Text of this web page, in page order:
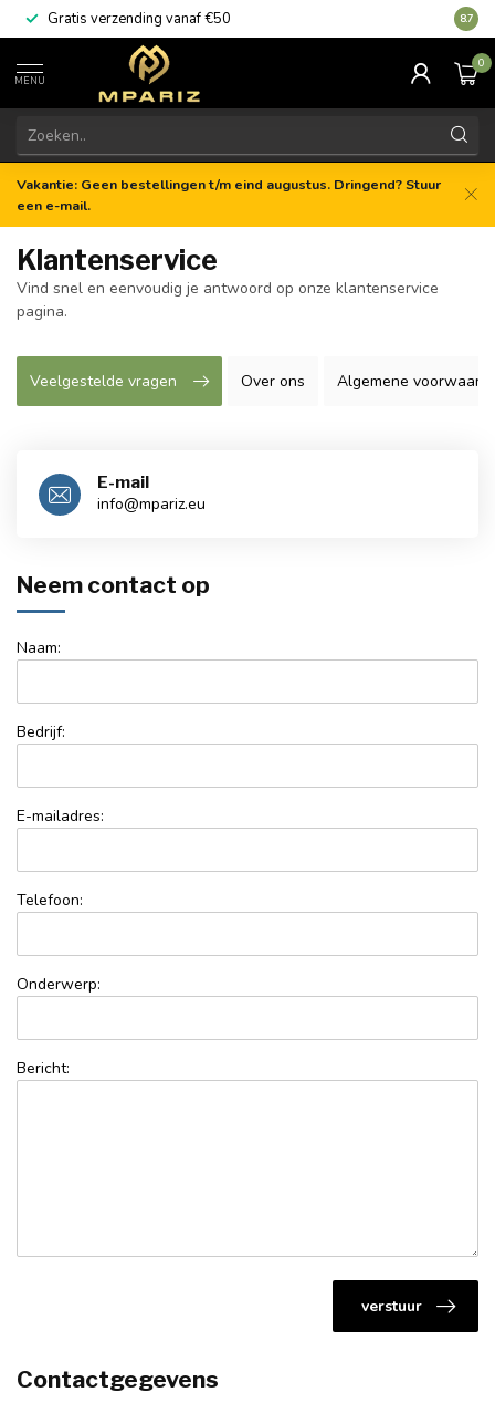
Gratis verzending vanaf €50 8.7
MENU
0
Vakantie: Geen bestellingen t/m eind augustus. Dringend? Stuur
een e-mail.
Klantenservice
Vind snel en eenvoudig je antwoord op onze klantenservice
pagina.
Veelgestelde vragen Over ons Algemene
E-mail
info@mpariz.eu
Neem contact op
Naam:
Bedrijf:
E-mailadres:
Telefoon:
Onderwerp:
Bericht:
verstuur
Contactgegevens